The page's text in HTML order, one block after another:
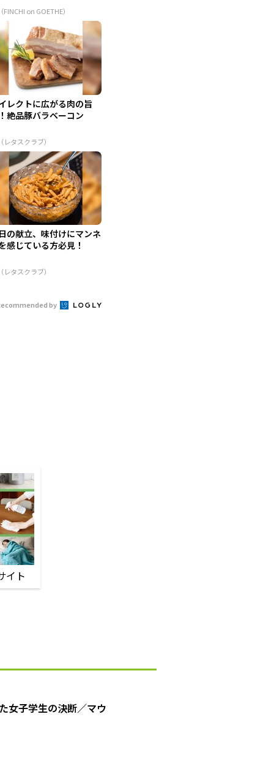
FINCHI on GOETHE）
レクトに広がる肉の旨
絶品豚バラベーコン
レタスクラブ）
の献立、味付けにマンネ
感じている方必見！
レタスクラブ）
by
イト
女子学生の決断／マウ